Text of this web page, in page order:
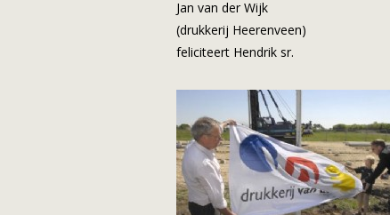
Jan van der Wijk
(drukkerij Heerenveen)
feliciteert Hendrik sr.